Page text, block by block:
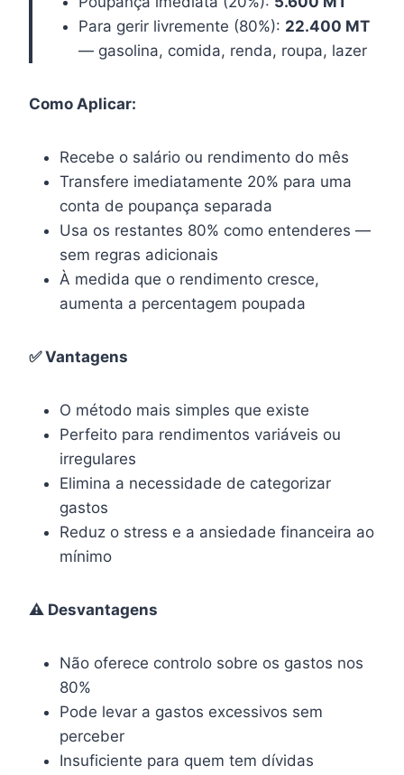
Para gerir livremente (80%): 22.400 MT
— gasolina, comida, renda, roupa, lazer
Como Aplicar:
Recebe o salário ou rendimento do mês
Transfere imediatamente 20% para uma
conta de poupança separada
Usa os restantes 80% como entenderes —
sem regras adicionais
À medida que o rendimento cresce,
aumenta a percentagem poupada
✅ Vantagens
O método mais simples que existe
Perfeito para rendimentos variáveis ou
irregulares
Elimina a necessidade de categorizar
gastos
Reduz o stress e a ansiedade financeira ao
mínimo
⚠️ Desvantagens
Não oferece controlo sobre os gastos nos
80%
Pode levar a gastos excessivos sem
perceber
Insuficiente para quem tem dívidas